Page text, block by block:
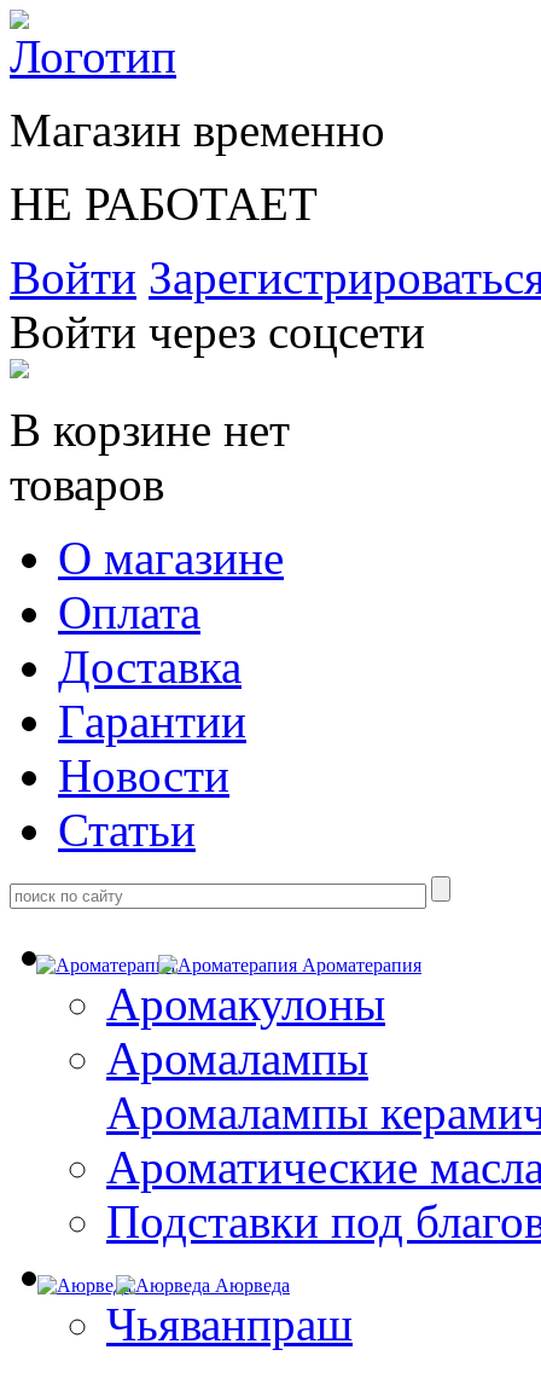
Магазин временно
НЕ РАБОТАЕТ
Войти
Войти через соцсети
В корзине нет
товаров
О магазине
Оплата
Доставка
Гарантии
Новости
Статьи
Ароматерапия
Аромакулоны
Аромалампы
Aромалампы
Ароматические
Подставки под
Аюрведа
Чьяванпраш